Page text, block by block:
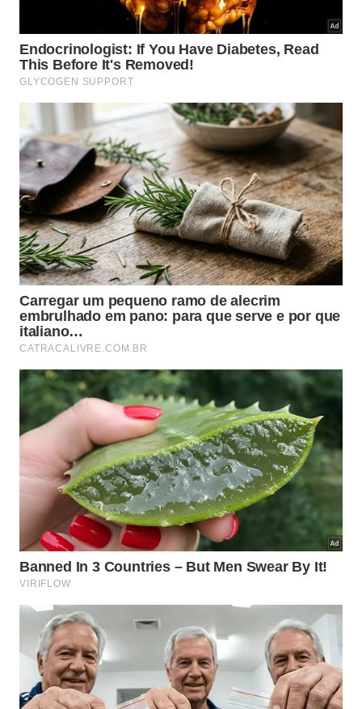
neuropatia, labirintite ou fraqueza importante se
beneficiam de avaliação prévia com fisioterapeuta,
porque o ajuste de amplitude e apoio muda
bastante o efeito do treino.
O que a ciência já mostrou sobre
treino doméstico e controle
postural?
Esse tipo de proposta ganhou força porque o
controle postural melhora com prática específica,
repetida e aplicável à rotina. Quando o exercício
desafia apoio, direção do movimento e atenção ao
corpo, a resposta funcional tende a ser melhor do
que em estímulos genéricos de máquina.
Segundo o ensaio clínicoHome-based
interventions improve trained, but not novel, dual-
task balance performance in older adults: A
randomized controlled trial, publicado no periódico
Gait & Posture , intervenções feitas em casa
melhoraram o desempenho de equilíbrio treinado
em idosos. O trabalho reforça a lógica de treinar